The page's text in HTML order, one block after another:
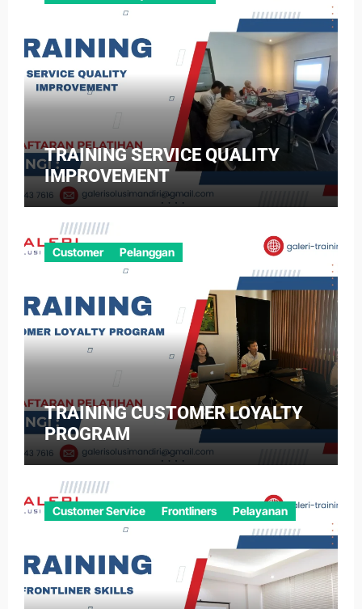
TRAINING SERVICE QUALITY
IMPROVEMENT
Customer Pelanggan
TRAINING CUSTOMER LOYALTY
PROGRAM
Customer Service Frontliners Pelayanan